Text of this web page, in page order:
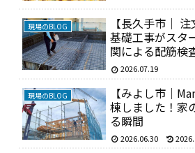
現場のBLOG
【長久手市｜
基礎工事がスタ
関による配筋検
2026.07.19
現場のBLOG
【みよし市｜
棟しました！家
る瞬間
2026.06.30